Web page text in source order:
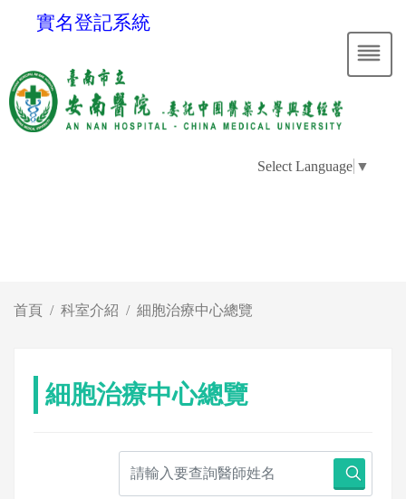
實名登記系統
Select Language ▼
首頁 科室介紹 細胞治療中心總覽
細胞治療中心總覽